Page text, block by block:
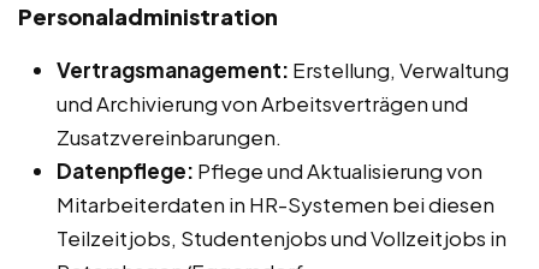
Personaladministration
Vertragsmanagement: Erstellung, Verwaltung
und Archivierung von Arbeitsverträgen und
Zusatzvereinbarungen.
Datenpflege: Pflege und Aktualisierung von
Mitarbeiterdaten in HR-Systemen bei diesen
Teilzeitjobs, Studentenjobs und Vollzeitjobs in